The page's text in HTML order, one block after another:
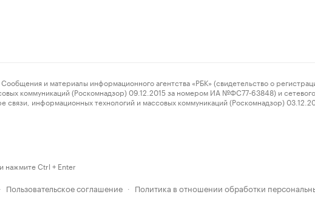
и материалы информационного агентства «РБК» (свидетельство о
коммуникаций (Роскомнадзор) 09.12.2015 за номером ИА №ФС77-63848) и
информационных технологий и массовых коммуникаций (Роскомнадзор)
нажмите Ctrl + Enter
· Пользовательское соглашение · Политика в отношении обработки